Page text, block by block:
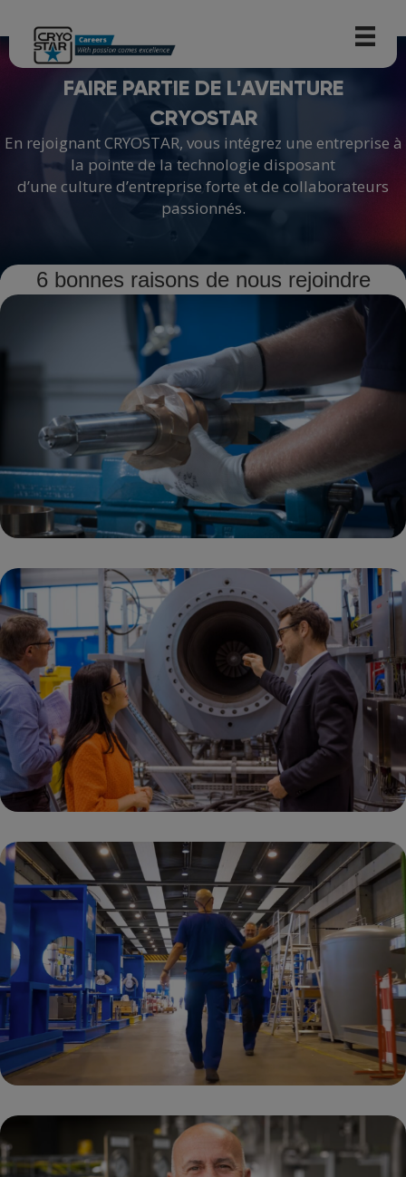
FAIRE PARTIE DE L'AVENTURE
CRYOSTAR
En rejoignant CRYOSTAR, vous intégrez une entreprise à
la pointe de la technologie disposant
d’une culture d’entreprise forte et de collaborateurs
passionnés.
6 bonnes raisons de nous rejoindre